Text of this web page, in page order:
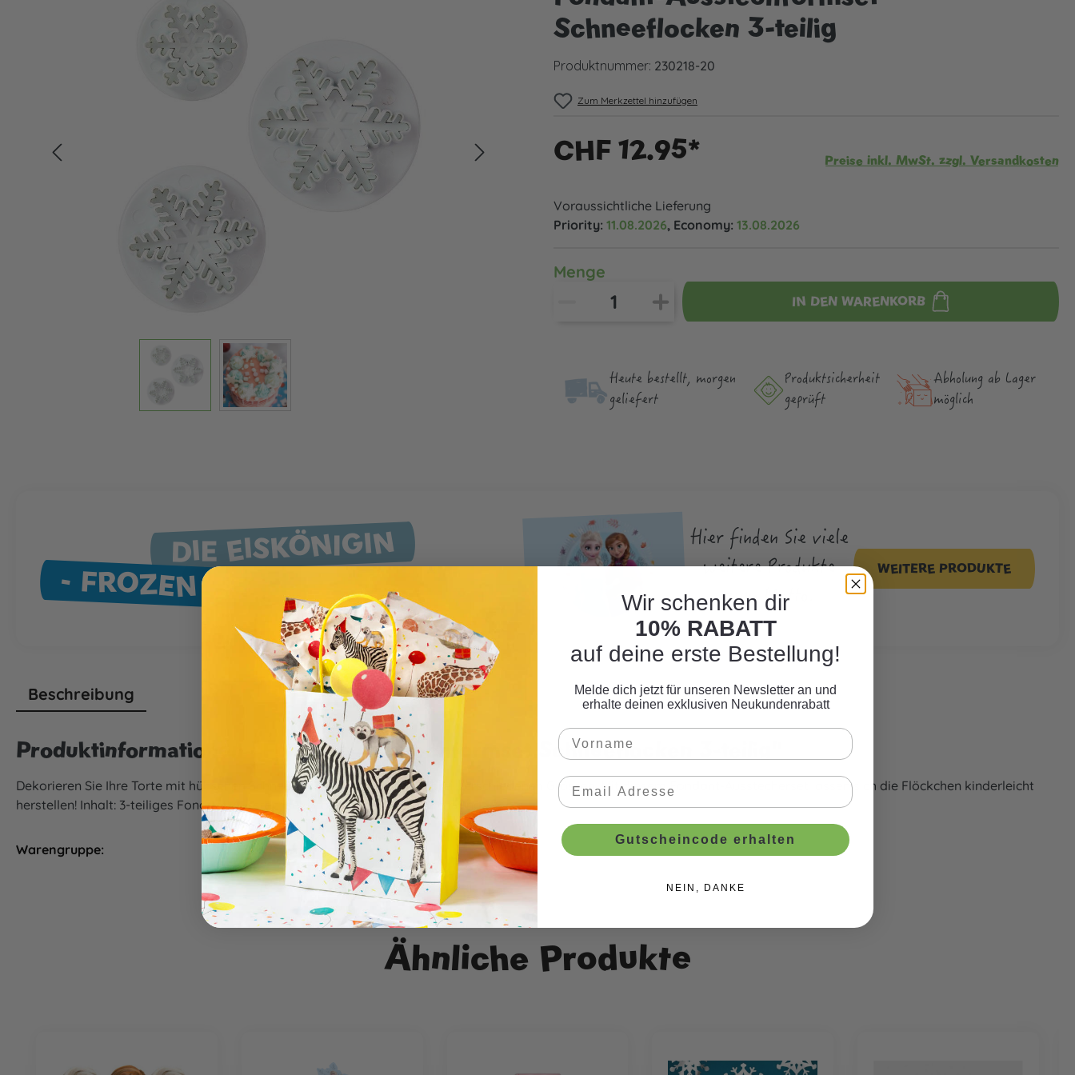
Schneeflocken 3-teilig
Produktnummer: 230218-20
Zum Merkzettel hinzufügen
CHF 12.95* Preise inkl. MwSt. zzgl. Versandkosten
Voraussichtliche Lieferung
Priority: 11.08.2026, Economy: 13.08.2026
Menge
IN DEN WARENKORB
Heute bestellt, morgen
geliefert
Produktsicher­heit
geprüft
Abholung ab Lager
möglich
DIE EISKÖNIGIN
- FROZEN GEBURTSTAGSPARTY
Hier finden Sie viele
weitere Produkte
zum Motto.
WEITERE PRODUKTE
Beschreibung
Produktinformationen "Fondant-Ausstechformset Schneeflocken 3-teilig"
Dekorieren Sie Ihre Torte mit hübschen Schneeflocken aus Fondant in drei verschiedenen Grössen. Mit diesem Fondant-Ausstecherset lassen sich die Flöckchen kinderleicht
herstellen! Inhalt: 3-teiliges Fondant-Ausstechset Grösse: ca. 2,5cm, 4,2 cm und 5,5 cm.
Warengruppe: Backen & Tortendeko
Ähnliche Produkte
Wir schenken dir
10% RABATT
auf deine erste Bestellung!
Melde dich jetzt für unseren Newsletter an und
erhalte deinen exklusiven Neukundenrabatt
Gutscheincode erhalten
NEIN, DANKE